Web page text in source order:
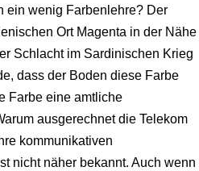
ein wenig Farbenlehre? Der
Ort Magenta in der Nähe
Schlacht im Sardinischen Krieg
dass der Boden diese Farbe
Farbe eine amtliche
ausgerechnet die Telekom
kommunikativen
nicht näher bekannt. Auch wenn